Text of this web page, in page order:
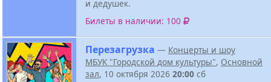
и дедушек.
Билеты в наличии: 100
Перезагрузка — Концерты и шоу
МБУК "Городской дом культуры", Основной
зал, 10 октября 2026 20:00 сб